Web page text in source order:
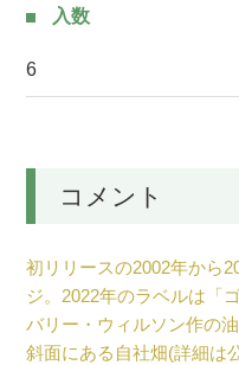
入数
6
コメント
初リリースの2002年から
ジ。2022年のラベルは「
バリー・ウィルソン作の
斜面にある自社畑(詳細は